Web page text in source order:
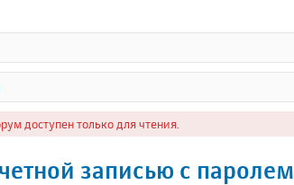
доступен только для чтения.
записью с паролем